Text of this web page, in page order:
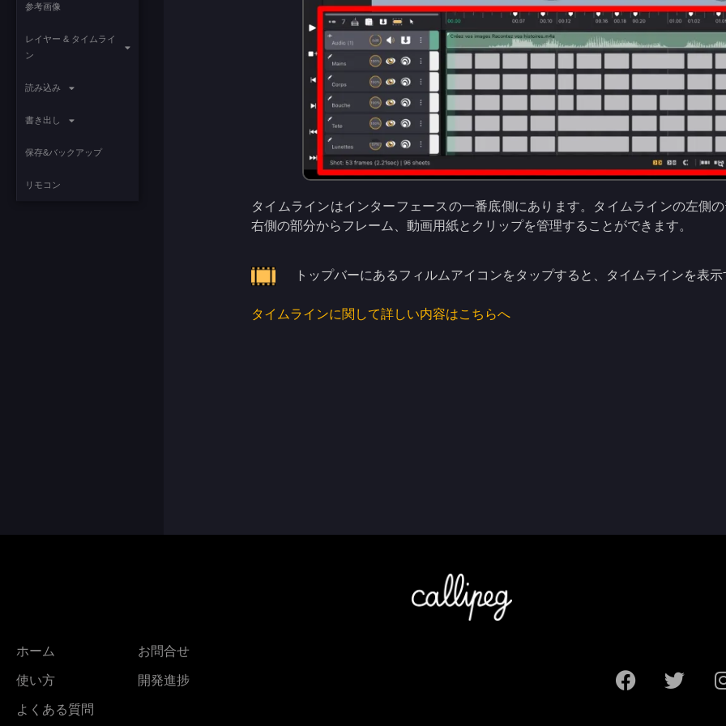
参考画像
レイヤー & タイムライ
ン
読み込み
書き出し
保存&バックアップ
リモコン
タイムラインはインターフェースの一番底側にあります。タイムラインの左側
右側の部分からフレーム、動画用紙とクリップを管理することができます。
トップバーにあるフィルムアイコンをタップすると、タイムラインを表
タイムラインに関して詳しい内容はこちらへ
ホーム
使い方
よくある質問
お問合せ
開発進捗